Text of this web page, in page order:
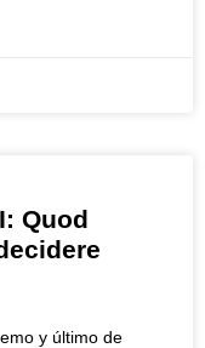
Quod
y último de